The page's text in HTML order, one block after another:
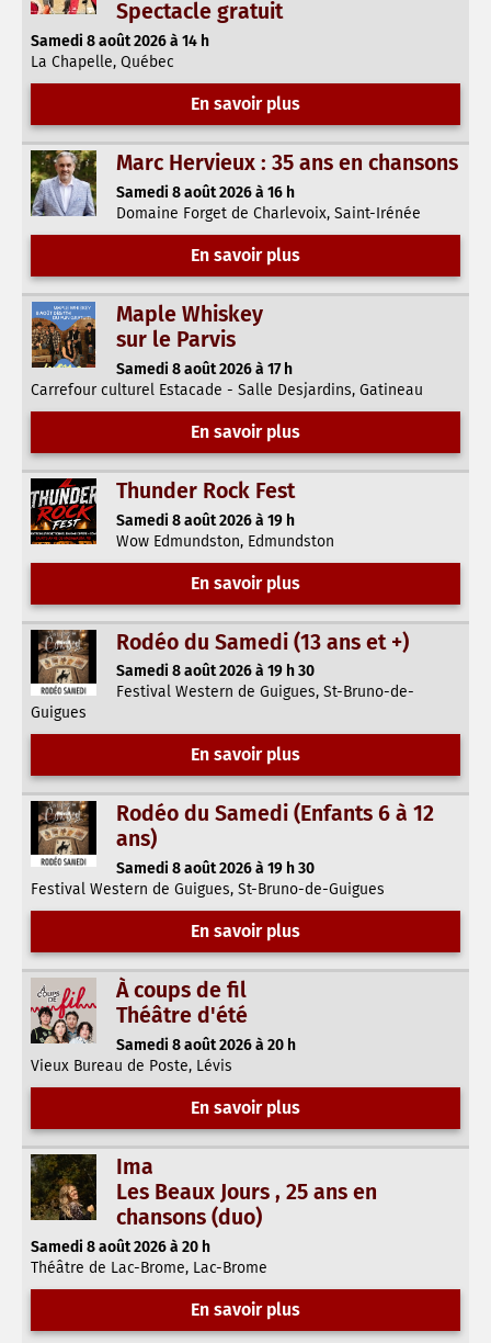
Spectacle gratuit
Samedi 8 août 2026 à 14 h
La Chapelle, Québec
En savoir plus
Marc Hervieux : 35 ans en chansons
Samedi 8 août 2026 à 16 h
Domaine Forget de Charlevoix, Saint-Irénée
En savoir plus
Maple Whiskey
sur le Parvis
Samedi 8 août 2026 à 17 h
Carrefour culturel Estacade - Salle Desjardins, Gatineau
En savoir plus
Thunder Rock Fest
Samedi 8 août 2026 à 19 h
Wow Edmundston, Edmundston
En savoir plus
Rodéo du Samedi (13 ans et +)
Samedi 8 août 2026 à 19 h 30
Festival Western de Guigues, St-Bruno-de-
Guigues
En savoir plus
Rodéo du Samedi (Enfants 6 à 12
ans)
Samedi 8 août 2026 à 19 h 30
Festival Western de Guigues, St-Bruno-de-Guigues
En savoir plus
À coups de fil
Théâtre d'été
Samedi 8 août 2026 à 20 h
Vieux Bureau de Poste, Lévis
En savoir plus
Ima
Les Beaux Jours , 25 ans en
chansons (duo)
Samedi 8 août 2026 à 20 h
Théâtre de Lac-Brome, Lac-Brome
En savoir plus